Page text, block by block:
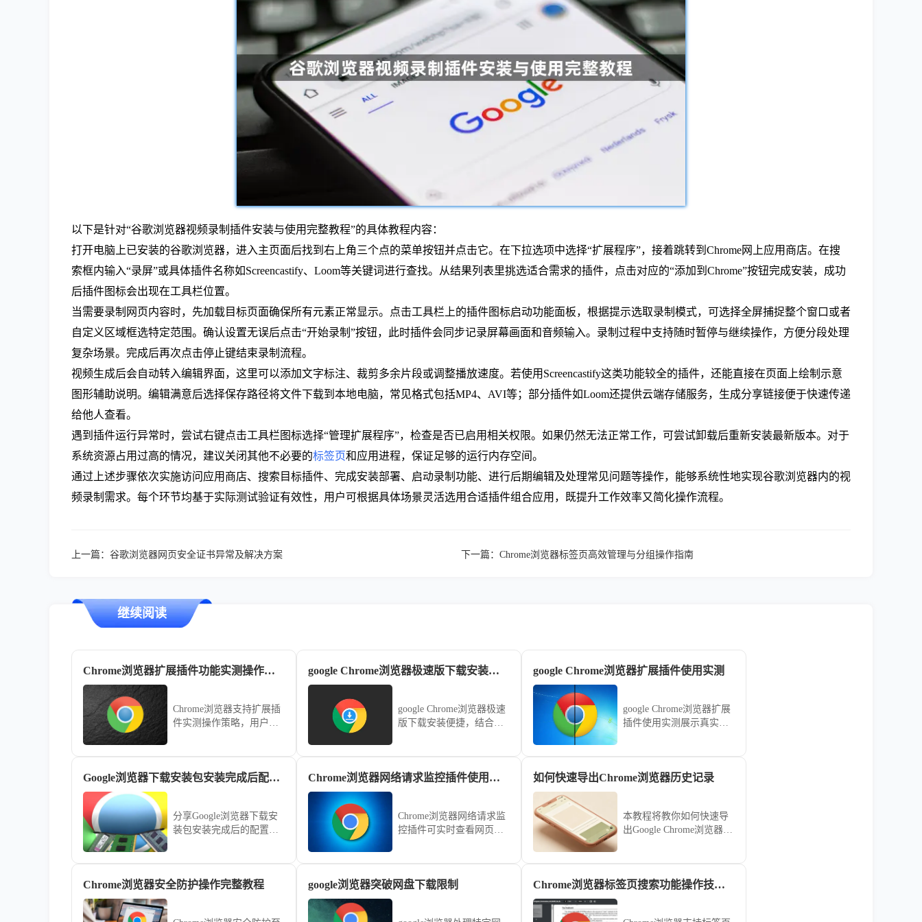
以下是针对“谷歌浏览器视频录制插件安装与使用完整教程”的具体教程内容：
打开电脑上已安装的谷歌浏览器，进入主页面后找到右上角三个点的菜单按钮并点击它。在下拉选项中选择“扩展程序”，接着跳转到Chrome网上应用商店。在搜
索框内输入“录屏”或具体插件名称如Screencastify、Loom等关键词进行查找。从结果列表里挑选适合需求的插件，点击对应的“添加到Chrome”按钮完成安装，成功
后插件图标会出现在工具栏位置。
当需要录制网页内容时，先加载目标页面确保所有元素正常显示。点击工具栏上的插件图标启动功能面板，根据提示选取录制模式，可选择全屏捕捉整个窗口或者
自定义区域框选特定范围。确认设置无误后点击“开始录制”按钮，此时插件会同步记录屏幕画面和音频输入。录制过程中支持随时暂停与继续操作，方便分段处理
复杂场景。完成后再次点击停止键结束录制流程。
视频生成后会自动转入编辑界面，这里可以添加文字标注、裁剪多余片段或调整播放速度。若使用Screencastify这类功能较全的插件，还能直接在页面上绘制示意
图形辅助说明。编辑满意后选择保存路径将文件下载到本地电脑，常见格式包括MP4、AVI等；部分插件如Loom还提供云端存储服务，生成分享链接便于快速传递
给他人查看。
遇到插件运行异常时，尝试右键点击工具栏图标选择“管理扩展程序”，检查是否已启用相关权限。如果仍然无法正常工作，可尝试卸载后重新安装最新版本。对于
系统资源占用过高的情况，建议关闭其他不必要的标签页和应用进程，保证足够的运行内存空间。
通过上述步骤依次实施访问应用商店、搜索目标插件、完成安装部署、启动录制功能、进行后期编辑及处理常见问题等操作，能够系统性地实现谷歌浏览器内的视
频录制需求。每个环节均基于实际测试验证有效性，用户可根据具体场景灵活选用合适插件组合应用，既提升工作效率又简化操作流程。
上一篇： 谷歌浏览器网页安全证书异常及解决方案 下一篇： Chrome浏览器标签页高效管理与分组操作指南
继续阅读
Chrome浏览器扩展插件功能实测操作策略
Chrome浏览器支持扩展插
件实测操作策略，用户可
google Chrome浏览器极速版下载安装提示
google Chrome浏览器极速
版下载安装便捷，结合操
google Chrome浏览器扩展插件使用实测
google Chrome浏览器扩展
插件使用实测展示真实效
Google浏览器下载安装包安装完成后配置推荐
分享Google浏览器下载安
装包安装完成后的配置建
Chrome浏览器网络请求监控插件使用详细教程
Chrome浏览器网络请求监
控插件可实时查看网页数
案例，方便开发与优化工
如何快速导出Chrome浏览器历史记录
本教程将教你如何快速导
出Google Chrome浏览器的
Chrome浏览器安全防护操作完整教程 google浏览器突破网盘下载限制 Chrome浏览器标签页搜索功能操作技巧分享